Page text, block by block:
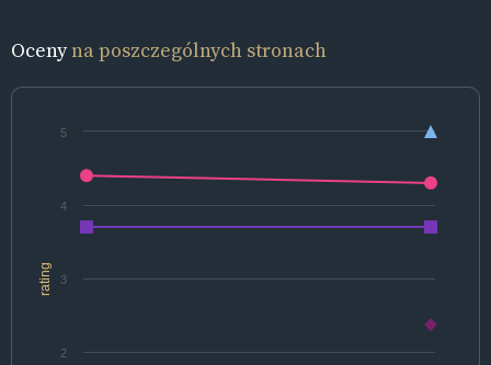
Ocenyna poszczególnych stronach
rating
2
3
4
5